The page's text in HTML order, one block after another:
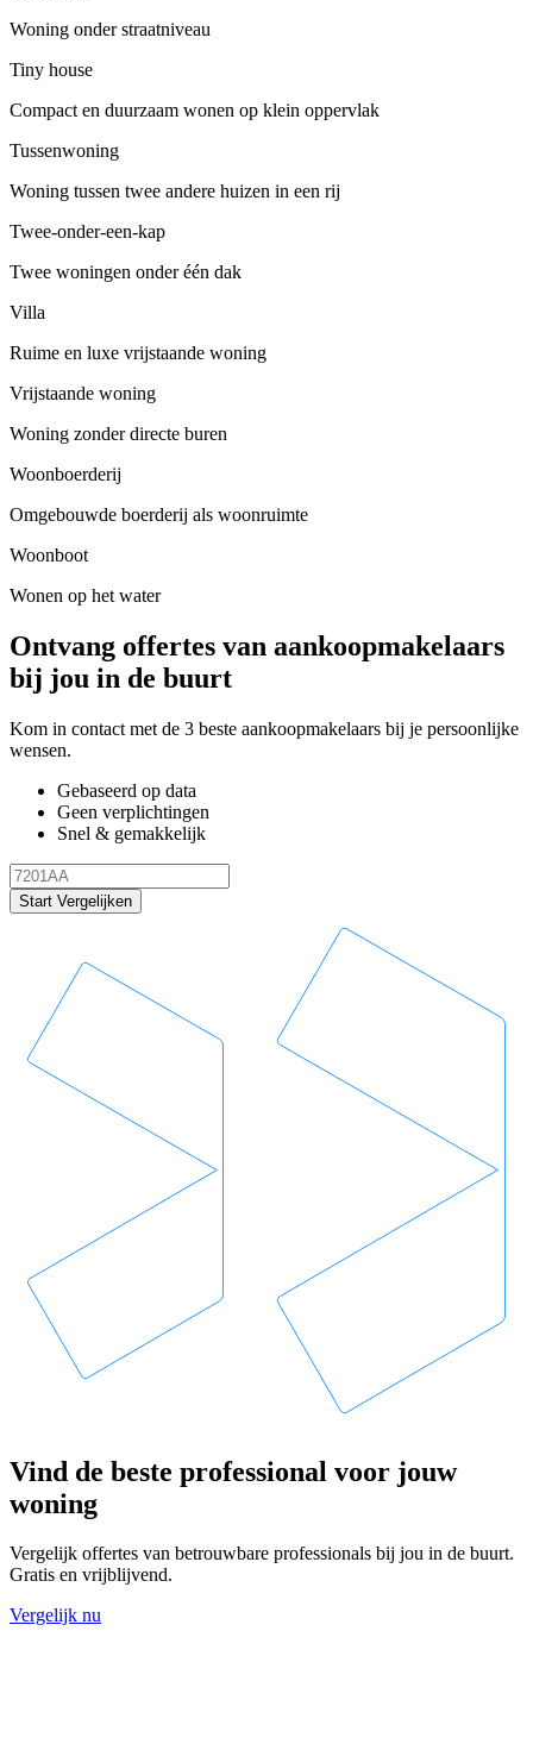
Woning onder straatniveau
Tiny house
Compact en duurzaam wonen op klein oppervlak
Tussenwoning
Woning tussen twee andere huizen in een rij
Twee-onder-een-kap
Twee woningen onder één dak
Villa
Ruime en luxe vrijstaande woning
Vrijstaande woning
Woning zonder directe buren
Woonboerderij
Omgebouwde boerderij als woonruimte
Woonboot
Wonen op het water
Ontvang offertes van aankoopmakelaars
bij jou in de buurt
Kom in contact met de 3 beste aankoopmakelaars bij je persoonlijke
wensen.
Gebaseerd op data
Geen verplichtingen
Snel & gemakkelijk
Start Vergelijken
Vind de beste professional voor jouw
woning
Vergelijk offertes van betrouwbare professionals bij jou in de buurt.
Gratis en vrijblijvend.
Vergelijk nu